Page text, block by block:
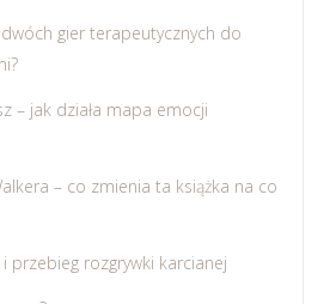
gier terapeutycznych do
– jak działa mapa emocji
– co zmienia ta książka na co
przebieg rozgrywki karcianej